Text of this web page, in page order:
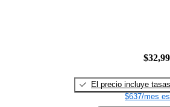
El precio incluye tasas
$637/mes